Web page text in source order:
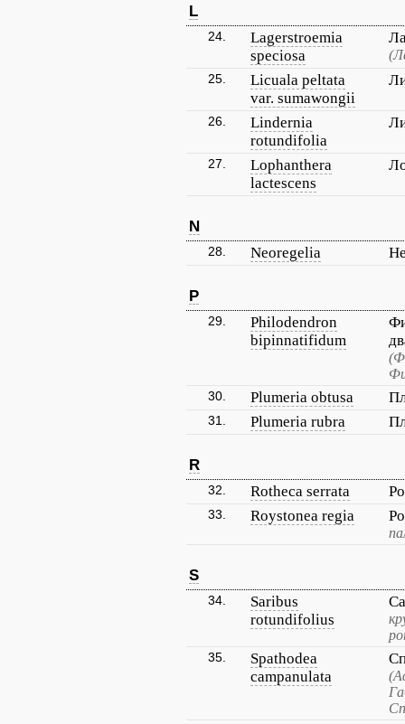
L
24.
Lagerstroemia
speciosa
25.
Licuala peltata
var. sumawongii
26.
Lindernia
rotundifolia
27.
Lophanthera
lactescens
N
28. Neoregelia
P
29.
Philodendron
bipinnatifidum
30. Plumeria obtusa
31. Plumeria rubra
R
32. Rotheca serrata
33. Roystonea regia
S
34.
Saribus
rotundifolius
35.
Spathodea
campanulata